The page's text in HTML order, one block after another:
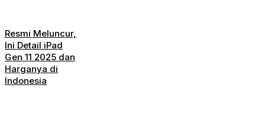
Resmi Meluncur,
Ini Detail iPad
Gen 11 2025 dan
Harganya di
Indonesia